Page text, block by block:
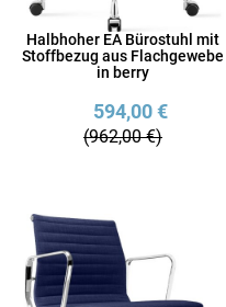
Halbhoher EA Bürostuhl mit
Stoffbezug aus Flachgewebe
in berry
594,00 €
(962,00 €)